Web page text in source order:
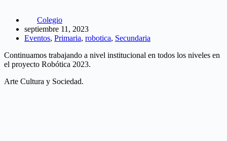
Colegio
septiembre 11, 2023
Eventos, Primaria, robotica, Secundaria
Continuamos trabajando a nivel institucional en todos los niveles en
el proyecto Robótica 2023.
Arte Cultura y Sociedad.